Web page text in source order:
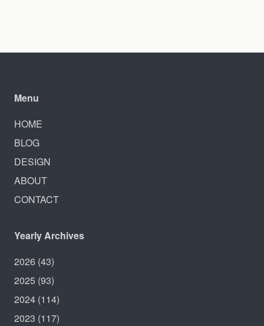
Menu
HOME
BLOG
DESIGN
ABOUT
CONTACT
Yearly Archives
2026 (43)
2025 (93)
2024 (114)
2023 (117)